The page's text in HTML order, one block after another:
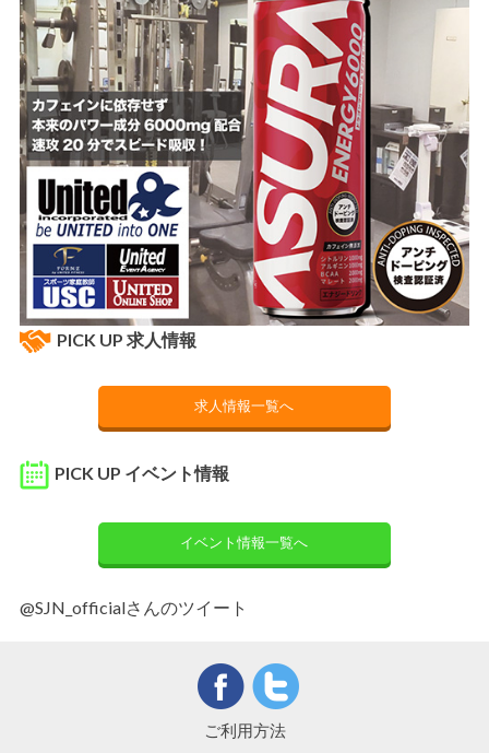
PICK UP 求人情報
求人情報一覧へ
PICK UP イベント情報
イベント情報一覧へ
@SJN_officialさんのツイート
ご利用方法